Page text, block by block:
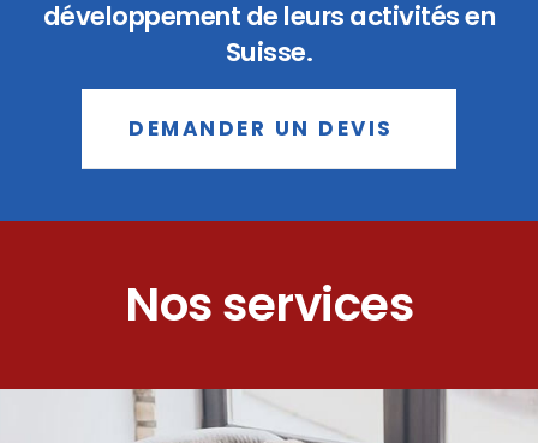
développement de leurs activités en
Suisse.
DEMANDER UN DEVIS
Nos services